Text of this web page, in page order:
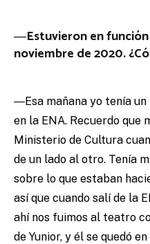
―Estuvieron en función
noviembre de 2020.
―Esa mañana yo tenía
en la ENA. Recuerdo que
Ministerio de Cultura
de un lado al otro. Tenía
sobre lo que estaban
así que cuando salí de la
ahí nos fuimos al teatro
de Yunior, y él se quedó